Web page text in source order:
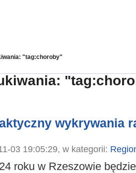
"tag:choroby"
wykrywania
03 19:05:29, w kategorii:
roku w Rzeszowie będzie